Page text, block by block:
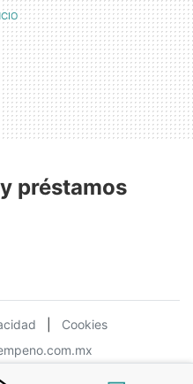
préstamos
Cookies